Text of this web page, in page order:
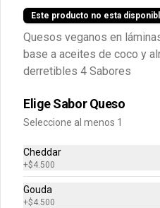
BARILLA
200 gr
$6.600
PESTO GENOVESE BARILLA
grs. Producto no vegano.
$6.600
Este producto no esta
Quesos veganos en
base a aceites de coco y
derretibles 4 Sabores
Elige Sabor Queso
Seleccione al menos 1
Cheddar
+$4.500
Gouda
+$4.500